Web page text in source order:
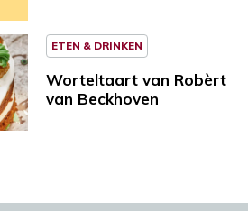
ETEN & DRINKEN
Worteltaart van Robèrt
van Beckhoven